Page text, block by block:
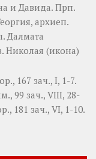
и Давида. Прп.
, архиеп.
Далмата
Николая (икона)
167 зач., I, 1-7.
99 зач., VIII, 28-
181 зач., VI, 1-10.